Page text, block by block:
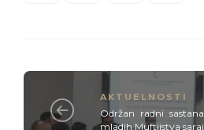
AKTUELNOSTI
Održan radni
mladih Muftijstva